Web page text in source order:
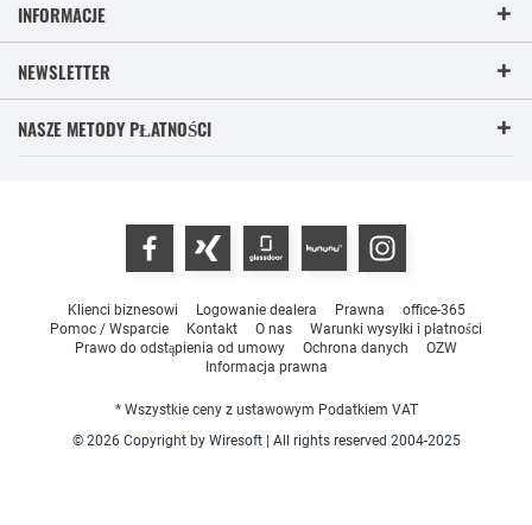
INFORMACJE
NEWSLETTER
NASZE METODY PŁATNOŚCI
Klienci biznesowi Logowanie dealera Prawna
office-365
Pomoc / Wsparcie
Kontakt O nas
Warunki wysyłki i płatności
Prawo do odstąpienia od umowy
Ochrona danych
OZW
Informacja prawna
* Wszystkie ceny z ustawowym Podatkiem VAT
© 2026 Copyright by Wiresoft | All rights reserved 2004-2025